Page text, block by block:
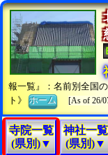
報一覧』：名前別全国
ト》ホーム [As of 26/
寺院一覧
(県別)▼
神社一覧
(県別)▼